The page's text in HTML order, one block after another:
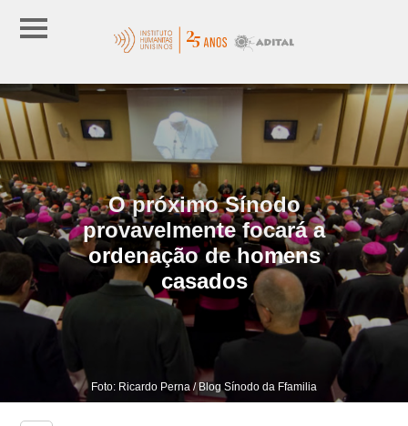
O próximo Sínodo
provavelmente focará a
ordenação de homens
casados
Foto: Ricardo Perna / Blog Sínodo da Ffamilia